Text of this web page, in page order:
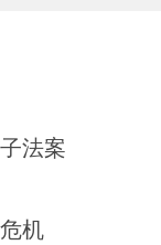
法案
机